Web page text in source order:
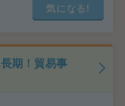
気になる!
期！貿易事